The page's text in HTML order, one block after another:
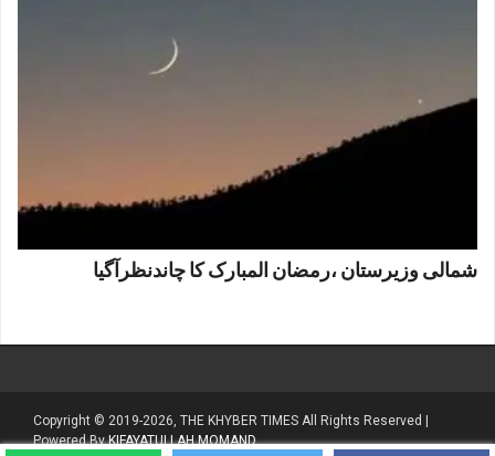
شمالی وزیرستان ،رمضان المبارک کا چاندنظرآگیا
Copyright © 2019-2026, THE KHYBER TIMES All Rights Reserved |
Powered ByKIFAYATULLAH MOMAND